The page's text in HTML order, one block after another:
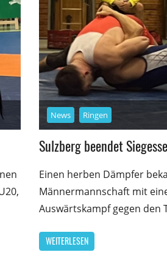
News Ringen
Sulzberg beendet
Einen herben Dämpfer
Männermannschaft mit
Auswärtskampf gegen den
WEITERLESEN